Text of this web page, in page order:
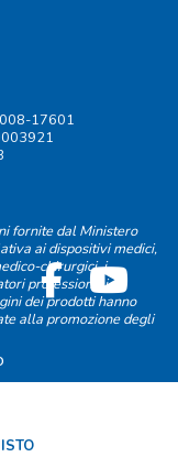
008-17601
fornite dal Ministero
ai dispositivi medici,
chirurgici, i
professionali.
dei prodotti hanno
alla promozione degli
privacy|Cookie